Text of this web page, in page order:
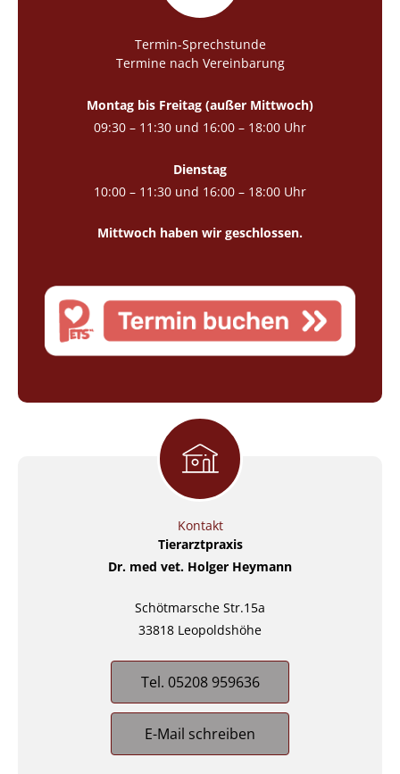
Termin-Sprechstunde
Termine nach Vereinbarung
Montag bis Freitag (außer Mittwoch)
09:30 – 11:30 und 16:00 – 18:00 Uhr
Dienstag
10:00 – 11:30 und 16:00 – 18:00 Uhr
Mittwoch haben wir geschlossen.
Kontakt
Tierarztpraxis
Dr. med vet. Holger Heymann
Schötmarsche Str.15a
33818 Leopoldshöhe
Tel. 05208 959636
E-Mail schreiben